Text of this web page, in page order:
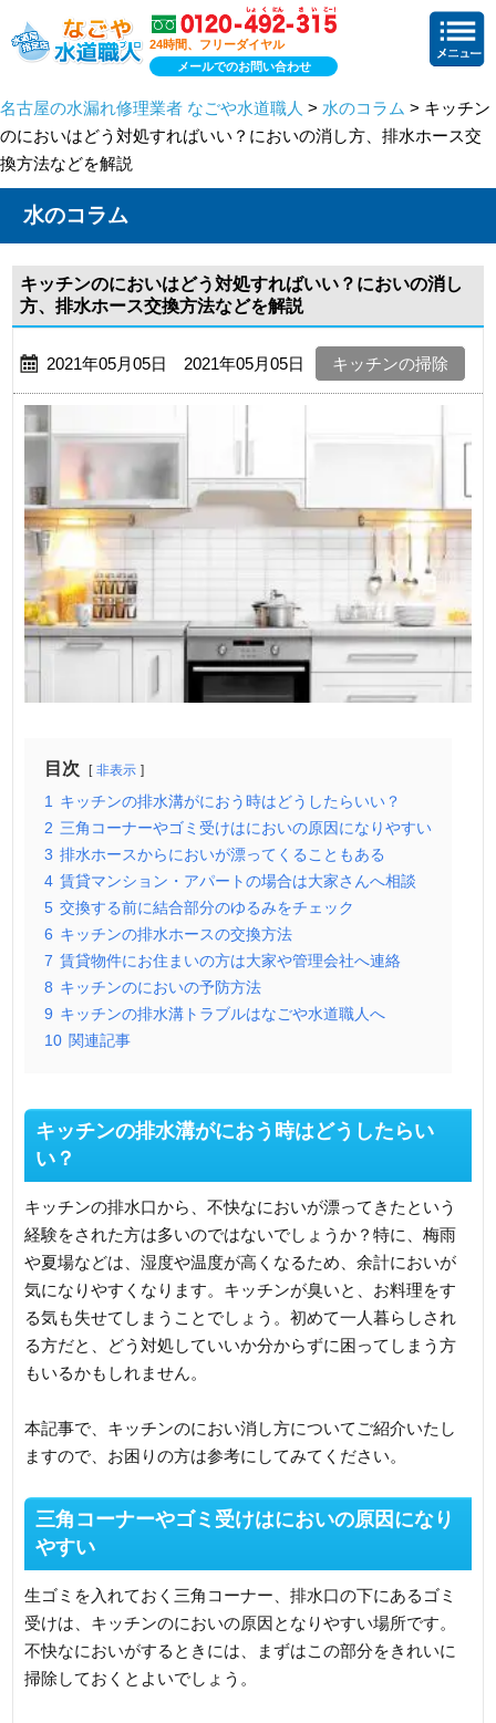
24時間、フリーダイヤル
メールでのお問い合わせ
名古屋の水漏れ修理業者 なごや水道職人 > 水のコラム > キッチン
のにおいはどう対処すればいい？においの消し方、排水ホース交
換方法などを解説
水のコラム
キッチンのにおいはどう対処すればいい？においの消し
方、排水ホース交換方法などを解説
2021年05月05日 2021年05月05日 キッチンの掃除
目次 非表示
1 キッチンの排水溝がにおう時はどうしたらいい？
2 三角コーナーやゴミ受けはにおいの原因になりやすい
3 排水ホースからにおいが漂ってくることもある
4 賃貸マンション・アパートの場合は大家さんへ相談
5 交換する前に結合部分のゆるみをチェック
6 キッチンの排水ホースの交換方法
7 賃貸物件にお住まいの方は大家や管理会社へ連絡
8 キッチンのにおいの予防方法
9 キッチンの排水溝トラブルはなごや水道職人へ
10 関連記事
キッチンの排水溝がにおう時はどうしたらい
い？
キッチンの排水口から、不快なにおいが漂ってきたという
経験をされた方は多いのではないでしょうか？特に、梅雨
や夏場などは、湿度や温度が高くなるため、余計においが
気になりやすくなります。キッチンが臭いと、お料理をす
る気も失せてしまうことでしょう。初めて一人暮らしされ
る方だと、どう対処していいか分からずに困ってしまう方
もいるかもしれません。
本記事で、キッチンのにおい消し方についてご紹介いたし
ますので、お困りの方は参考にしてみてください。
三角コーナーやゴミ受けはにおいの原因になり
やすい
生ゴミを入れておく三角コーナー、排水口の下にあるゴミ
受けは、キッチンのにおいの原因となりやすい場所です。
不快なにおいがするときには、まずはこの部分をきれいに
掃除しておくとよいでしょう。